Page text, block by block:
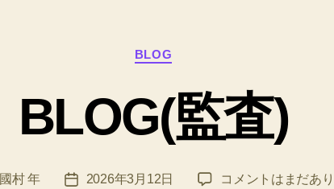
カ
テ
リ
ー
BLOG
BLOG(監査)
國村 年
投
2026年3月12日
BLOG(監
コメントはまだあ